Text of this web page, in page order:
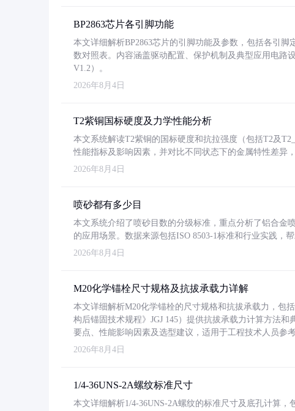
BP2863芯片各引脚功能
本文详细解析BP2863芯片的引脚功能及参数，包括各引
数对照表。内容涵盖驱动配置、保护机制及典型应用电路
V1.2）。
2026年8月4日
T2紫铜国标硬度及力学性能分析
本文系统解读T2紫铜的国标硬度和抗拉强度（包括T2及
性能指标及影响因素，并对比不同状态下的金属特性差异
2026年8月4日
喷砂都有多少目
本文系统介绍了喷砂目数的分级标准，重点分析了铝合金
的应用场景。数据来源包括ISO 8503-1标准和行业实践，
2026年8月4日
M20化学锚栓尺寸规格及抗拔承载力详解
本文详细解析M20化学锚栓的尺寸规格和抗拔承载力，包
构后锚固技术规程》JGJ 145）提供抗拔承载力计算方法
要点、性能影响因素及选型建议，适用于工程技术人员参考
2026年8月4日
1/4-36UNS-2A螺纹标准尺寸
本文详细解析1/4-36UNS-2A螺纹的标准尺寸及底孔计算